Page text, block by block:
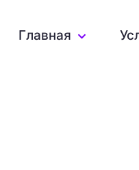
Главная